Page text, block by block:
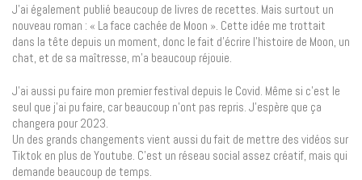
J’ai également publié beaucoup de livres de recettes. Mais surtout un
nouveau roman : « La face cachée de Moon ». Cette idée me trottait
dans la tête depuis un moment, donc le fait d’écrire l’histoire de Moon, un
chat, et de sa maîtresse, m’a beaucoup réjouie.
J’ai aussi pu faire mon premier festival depuis le Covid. Même si c’est le
seul que j’ai pu faire, car beaucoup n’ont pas repris. J’espère que ça
changera pour 2023.
Un des grands changements vient aussi du fait de mettre des vidéos sur
Tiktok en plus de Youtube. C’est un réseau social assez créatif, mais qui
demande beaucoup de temps.